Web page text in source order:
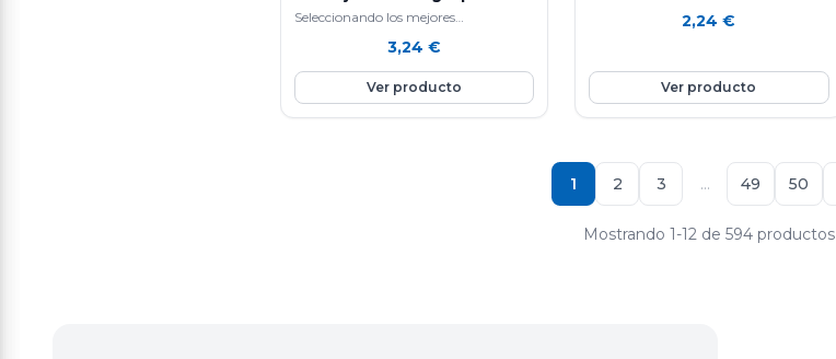
Seleccionando los mejores
de elaboración diaria que hacen que
nuestras…
3,24€
Ver producto
nutritiva e hidratante ya que está
aporta vitamina E y C, rica en fibra y
en potasio. Favorece la eliminación de
líquidos y mejora el tránsito intestinal.
2,24€
Ver producto
1 2 3 … 49 50
Mostrando 1-12 de 594 productos